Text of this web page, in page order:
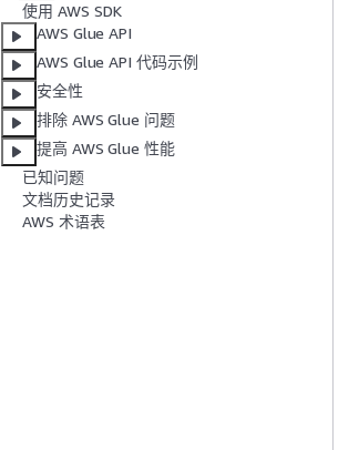
使用 AWS SDK
AWS Glue API
AWS Glue API 代码示例
安全性
排除 AWS Glue 问题
提高 AWS Glue 性能
已知问题
文档历史记录
AWS 术语表